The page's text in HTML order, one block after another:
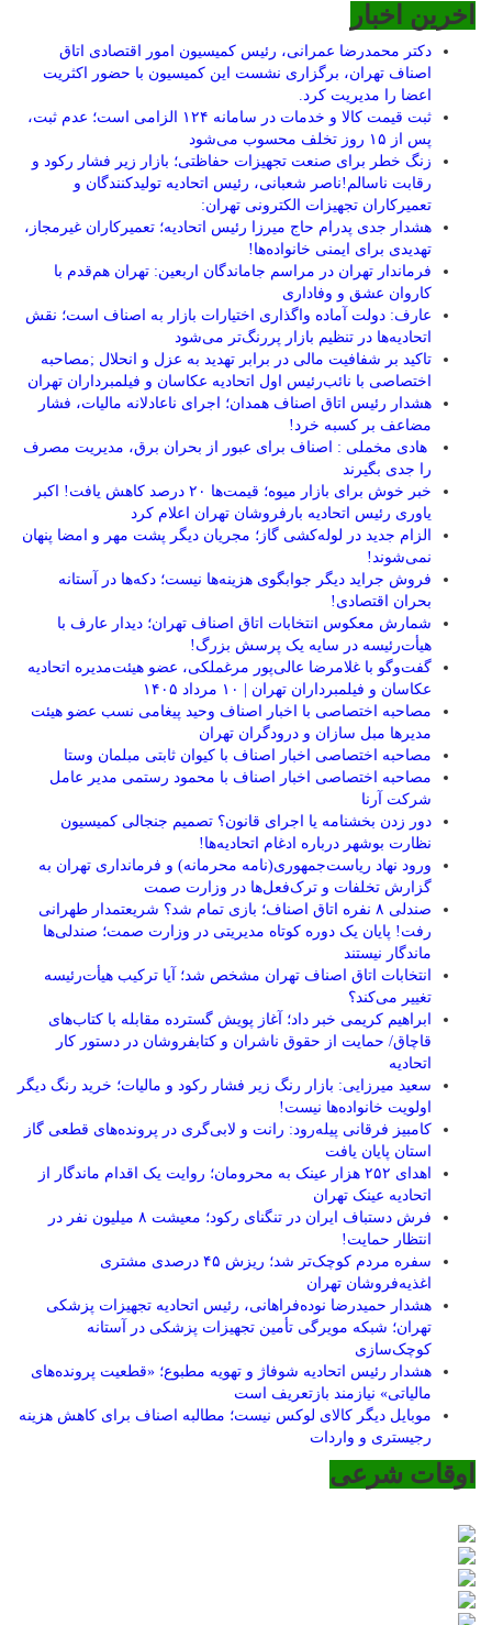
اخرین اخبار
دکتر محمدرضا عمرانی، رئیس کمیسیون امور اقتصادی اتاق
اصناف تهران، برگزاری نشست این کمیسیون با حضور اکثریت
اعضا را مدیریت کرد.
ثبت قیمت کالا و خدمات در سامانه ۱۲۴ الزامی است؛ عدم ثبت،
پس از ۱۵ روز تخلف محسوب می‌شود
زنگ خطر برای صنعت تجهیزات حفاظتی؛ بازار زیر فشار رکود و
رقابت ناسالم!ناصر شعبانی، رئیس اتحادیه تولیدکنندگان و
تعمیرکاران تجهیزات الکترونی تهران:
هشدار جدی پدرام حاج میرزا رئیس اتحادیه؛ تعمیرکاران غیرمجاز،
تهدیدی برای ایمنی خانواده‌ها!
فرماندار تهران در مراسم جاماندگان اربعین: تهران هم‌قدم با
کاروان عشق و وفاداری
عارف: دولت آماده واگذاری اختیارات بازار به اصناف است؛ نقش
اتحادیه‌ها در تنظیم بازار پررنگ‌تر می‌شود
تاکید بر شفافیت مالی در برابر تهدید به عزل و انحلال ;مصاحبه
اختصاصی با نائب‌رئیس اول اتحادیه عکاسان و فیلمبرداران تهران
هشدار رئیس اتاق اصناف همدان؛ اجرای ناعادلانه مالیات، فشار
مضاعف بر کسبه خرد!
هادی مخملی : اصناف برای عبور از بحران برق، مدیریت مصرف
را جدی بگیرند
خبر خوش برای بازار میوه؛ قیمت‌ها ۲۰ درصد کاهش یافت! اکبر
یاوری رئیس اتحادیه بارفروشان تهران اعلام کرد
الزام جدید در لوله‌کشی گاز؛ مجریان دیگر پشت مهر و امضا پنهان
نمی‌شوند!
فروش جراید دیگر جوابگوی هزینه‌ها نیست؛ دکه‌ها در آستانه
بحران اقتصادی!
شمارش معکوس انتخابات اتاق اصناف تهران؛ دیدار عارف با
هیأت‌رئیسه در سایه یک پرسش بزرگ!
گفت‌وگو با غلامرضا عالی‌پور مرغملکی، عضو هیئت‌مدیره اتحادیه
عکاسان و فیلمبرداران تهران | ۱۰ مرداد ۱۴۰۵
مصاحبه اختصاصی با اخبار اصناف وحید پیغامی نسب عضو هیئت
مدیرها مبل سازان و درودگران تهران
مصاحبه اختصاصی اخبار اصناف با کیوان ثابتی مبلمان وستا
مصاحبه اختصاصی اخبار اصناف با محمود رستمی مدیر عامل
شرکت آرنا
دور زدن بخشنامه یا اجرای قانون؟ تصمیم جنجالی کمیسیون
نظارت بوشهر درباره ادغام اتحادیه‌ها!
ورود نهاد ریاست‌جمهوری(نامه محرمانه) و فرمانداری تهران به
گزارش تخلفات و ترک‌فعل‌ها در وزارت صمت
صندلی ۸ نفره اتاق اصناف؛ بازی تمام شد؟ شریعتمدار طهرانی
رفت! پایان یک دوره کوتاه مدیریتی در وزارت صمت؛ صندلی‌ها
ماندگار نیستند
انتخابات اتاق اصناف تهران مشخص شد؛ آیا ترکیب هیأت‌رئیسه
تغییر می‌کند؟
ابراهیم کریمی خبر داد؛ آغاز پویش گسترده مقابله با کتاب‌های
قاچاق/ حمایت از حقوق ناشران و کتابفروشان در دستور کار
اتحادیه
سعید میرزایی: بازار رنگ زیر فشار رکود و مالیات؛ خرید رنگ دیگر
اولویت خانواده‌ها نیست!
کامبیز فرقانی پیله‌رود: رانت و لابی‌گری در پرونده‌های قطعی گاز
استان پایان یافت
اهدای ۲۵۲ هزار عینک به محرومان؛ روایت یک اقدام ماندگار از
اتحادیه عینک تهران
فرش دستباف ایران در تنگنای رکود؛ معیشت ۸ میلیون نفر در
انتظار حمایت!
سفره مردم کوچک‌تر شد؛ ریزش ۴۵ درصدی مشتری
اغذیه‌فروشان تهران
هشدار حمیدرضا نوده‌فراهانی، رئیس اتحادیه تجهیزات پزشکی
تهران؛ شبکه مویرگی تأمین تجهیزات پزشکی در آستانه
کوچک‌سازی
هشدار رئیس اتحادیه شوفاژ و تهویه مطبوع؛ «قطعیت پرونده‌های
مالیاتی» نیازمند بازتعریف است
موبایل دیگر کالای لوکس نیست؛ مطالبه اصناف برای کاهش هزینه
رجیستری و واردات
اوقات شرعی